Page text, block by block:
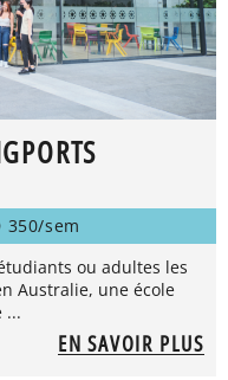
350/sem
ou adultes les
Australie, une école
...
EN SAVOIR PLUS